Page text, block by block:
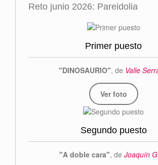
Reto junio 2026: Pareidolia
Primer puesto
"DINOSAURIO", de Valle
Ver foto
Segundo puesto
"A doble cara", de Joaquín